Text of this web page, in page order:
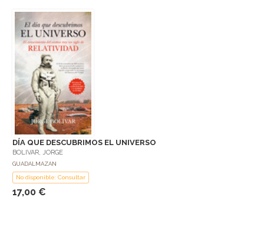
DÍA QUE DESCUBRIMOS EL UNIVERSO
BOLIVAR, JORGE
GUADALMAZAN
No disponible: Consultar
17,00 €